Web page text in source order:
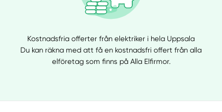
Kostnadsfria offerter från elektriker i hela Uppsala
Du kan räkna med att få en kostnadsfri offert från alla
elföretag som finns på Alla Elfirmor.